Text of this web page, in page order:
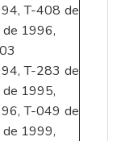
T-408 de
1996,
T-283 de
1995,
T-049 de
1999,